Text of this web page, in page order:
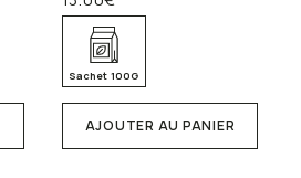
Sachet 100G
AJOUTER AU PANIER